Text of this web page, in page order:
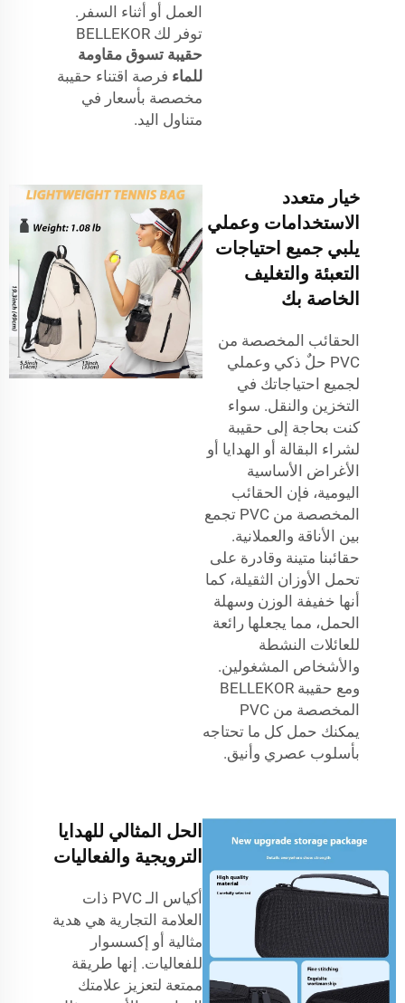
العمل أو أثناء السفر.
توفر لك BELLEKOR
حقيبة تسوق مقاومة
للماء فرصة اقتناء حقيبة
مخصصة بأسعار في
متناول اليد.
خيار متعدد
الاستخدامات وعملي
يلبي جميع احتياجات
التعبئة والتغليف
الخاصة بك
الحقائب المخصصة من
PVC حلٌ ذكي وعملي
لجميع احتياجاتك في
التخزين والنقل. سواء
كنت بحاجة إلى حقيبة
لشراء البقالة أو الهدايا أو
الأغراض الأساسية
اليومية، فإن الحقائب
المخصصة من PVC تجمع
بين الأناقة والعملانية.
حقائبنا متينة وقادرة على
تحمل الأوزان الثقيلة، كما
أنها خفيفة الوزن وسهلة
الحمل، مما يجعلها رائعة
للعائلات النشطة
والأشخاص المشغولين.
ومع حقيبة BELLEKOR
المخصصة من PVC
يمكنك حمل كل ما تحتاجه
بأسلوب عصري وأنيق.
الحل المثالي للهدايا
الترويجية والفعاليات
أكياس الـ PVC ذات
العلامة التجارية هي هدية
مثالية أو إكسسوار
للفعاليات. إنها طريقة
ممتعة لتعزيز علامتك